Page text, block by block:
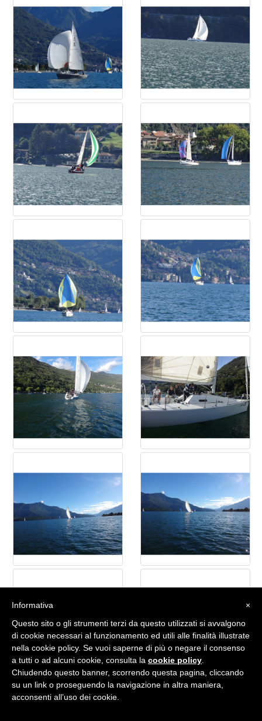
×
Informativa
Questo sito o gli strumenti terzi da questo utilizzati si avvalgono
di cookie necessari al funzionamento ed utili alle finalità illustrate
nella cookie policy. Se vuoi saperne di più o negare il consenso
a tutti o ad alcuni cookie, consulta la cookie policy
Chiudendo questo banner, scorrendo questa pagina, cliccando
su un link o proseguendo la navigazione in altra maniera,
acconsenti all’uso dei cookie.